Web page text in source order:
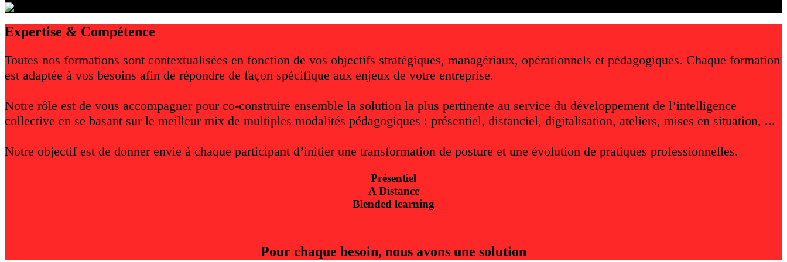
Expertise & Compétence
Toutes nos formations sont contextualisées en fonction de vos objectifs stratégiques, managériaux, opérationnels et pédagogiques. Chaque formation
est adaptée à vos besoins afin de répondre de façon spécifique aux enjeux de votre entreprise.
Notre rôle est de vous accompagner pour co-construire ensemble la solution la plus pertinente au service du développement de l’intelligence
collective en se basant sur le meilleur mix de multiples modalités pédagogiques : présentiel, distanciel, digitalisation, ateliers, mises en situation, ...
Notre objectif est de donner envie à chaque participant d’initier une transformation de posture et une évolution de pratiques professionnelles.
Présentiel
A Distance
Blended learning
Pour chaque besoin, nous avons une solution